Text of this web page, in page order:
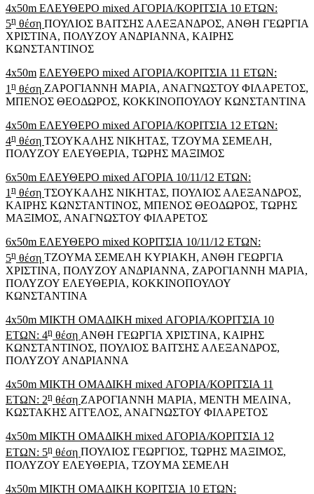
4x50m ΕΛΕΥΘΕΡΟ mixed ΑΓΟΡΙΑ/ΚΟΡΙΤΣΙΑ 10 ΕΤΩΝ:
5η θέση ΠΟΥΛΙΟΣ ΒΑΙΤΣΗΣ ΑΛΕΞΑΝΔΡΟΣ, ΑΝΘΗ ΓΕΩΡΓΙΑ
ΧΡΙΣΤΙΝΑ, ΠΟΛΥΖΟΥ ΑΝΔΡΙΑΝΝΑ, ΚΑΙΡΗΣ
ΚΩΝΣΤΑΝΤΙΝΟΣ
4x50m ΕΛΕΥΘΕΡΟ mixed ΑΓΟΡΙΑ/ΚΟΡΙΤΣΙΑ 11 ΕΤΩΝ:
1 η θέση ΖΑΡΟΓΙΑΝΝΗ ΜΑΡΙΑ, ΑΝΑΓΝΩΣΤΟΥ ΦΙΛΑΡΕΤΟΣ,
ΜΠΕΝΟΣ ΘΕΟΔΩΡΟΣ, ΚΟΚΚΙΝΟΠΟΥΛΟΥ ΚΩΝΣΤΑΝΤΙΝΑ
4x50m ΕΛΕΥΘΕΡΟ mixed ΑΓΟΡΙΑ/ΚΟΡΙΤΣΙΑ 12 ΕΤΩΝ:
4η θέση ΤΣΟΥΚΑΛΗΣ ΝΙΚΗΤΑΣ, ΤΖΟΥΜΑ ΣΕΜΕΛΗ,
ΠΟΛΥΖΟΥ ΕΛΕΥΘΕΡΙΑ, ΤΩΡΗΣ ΜΑΞΙΜΟΣ
6x50m ΕΛΕΥΘΕΡΟ mixed ΑΓΟΡΙΑ 10/11/12 ΕΤΩΝ:
1η θέση ΤΣΟΥΚΑΛΗΣ ΝΙΚΗΤΑΣ, ΠΟΥΛΙΟΣ ΑΛΕΞΑΝΔΡΟΣ,
ΚΑΙΡΗΣ ΚΩΝΣΤΑΝΤΙΝΟΣ, ΜΠΕΝΟΣ ΘΕΟΔΩΡΟΣ, ΤΩΡΗΣ
ΜΑΞΙΜΟΣ, ΑΝΑΓΝΩΣΤΟΥ ΦΙΛΑΡΕΤΟΣ
6x50m ΕΛΕΥΘΕΡΟ mixed ΚΟΡΙΤΣΙΑ 10/11/12 ΕΤΩΝ:
5η θέση ΤΖΟΥΜΑ ΣΕΜΕΛΗ ΚΥΡΙΑΚΗ, ΑΝΘΗ ΓΕΩΡΓΙΑ
ΧΡΙΣΤΙΝΑ, ΠΟΛΥΖΟΥ ΑΝΔΡΙΑΝΝΑ, ΖΑΡΟΓΙΑΝΝΗ ΜΑΡΙΑ,
ΠΟΛΥΖΟΥ ΕΛΕΥΘΕΡΙΑ, ΚΟΚΚΙΝΟΠΟΥΛΟΥ
ΚΩΝΣΤΑΝΤΙΝΑ
4x50m ΜΙΚΤΗ ΟΜΑΔΙΚΗ mixed ΑΓΟΡΙΑ/ΚΟΡΙΤΣΙΑ 10
ΕΤΩΝ: 4η θέση ΑΝΘΗ ΓΕΩΡΓΙΑ ΧΡΙΣΤΙΝΑ, ΚΑΙΡΗΣ
ΚΩΝΣΤΑΝΤΙΝΟΣ, ΠΟΥΛΙΟΣ ΒΑΙΤΣΗΣ ΑΛΕΞΑΝΔΡΟΣ,
ΠΟΛΥΖΟΥ ΑΝΔΡΙΑΝΝΑ
4x50m ΜΙΚΤΗ ΟΜΑΔΙΚΗ mixed ΑΓΟΡΙΑ/ΚΟΡΙΤΣΙΑ 11
ΕΤΩΝ: 2η θέση ΖΑΡΟΓΙΑΝΝΗ ΜΑΡΙΑ, ΜΕΝΤΗ ΜΕΛΙΝΑ,
ΚΩΣΤΑΚΗΣ ΑΓΓΕΛΟΣ, ΑΝΑΓΝΩΣΤΟΥ ΦΙΛΑΡΕΤΟΣ
4x50m ΜΙΚΤΗ ΟΜΑΔΙΚΗ mixed ΑΓΟΡΙΑ/ΚΟΡΙΤΣΙΑ 12
ΕΤΩΝ: 5η θέση ΠΟΥΛΙΟΣ ΓΕΩΡΓΙΟΣ, ΤΩΡΗΣ ΜΑΞΙΜΟΣ,
ΠΟΛΥΖΟΥ ΕΛΕΥΘΕΡΙΑ, ΤΖΟΥΜΑ ΣΕΜΕΛΗ
4x50m ΜΙΚΤΗ ΟΜΑΔΙΚΗ ΚΟΡΙΤΣΙΑ 10 ΕΤΩΝ: